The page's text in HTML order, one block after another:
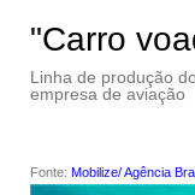
"Carro
Linha de produção
empresa de aviação
Fonte: Mobilize/ Agência